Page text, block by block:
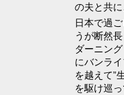
の夫と共
日本で過
うが断然
ダーニン
にバンラ
を越えて”
を駆け巡